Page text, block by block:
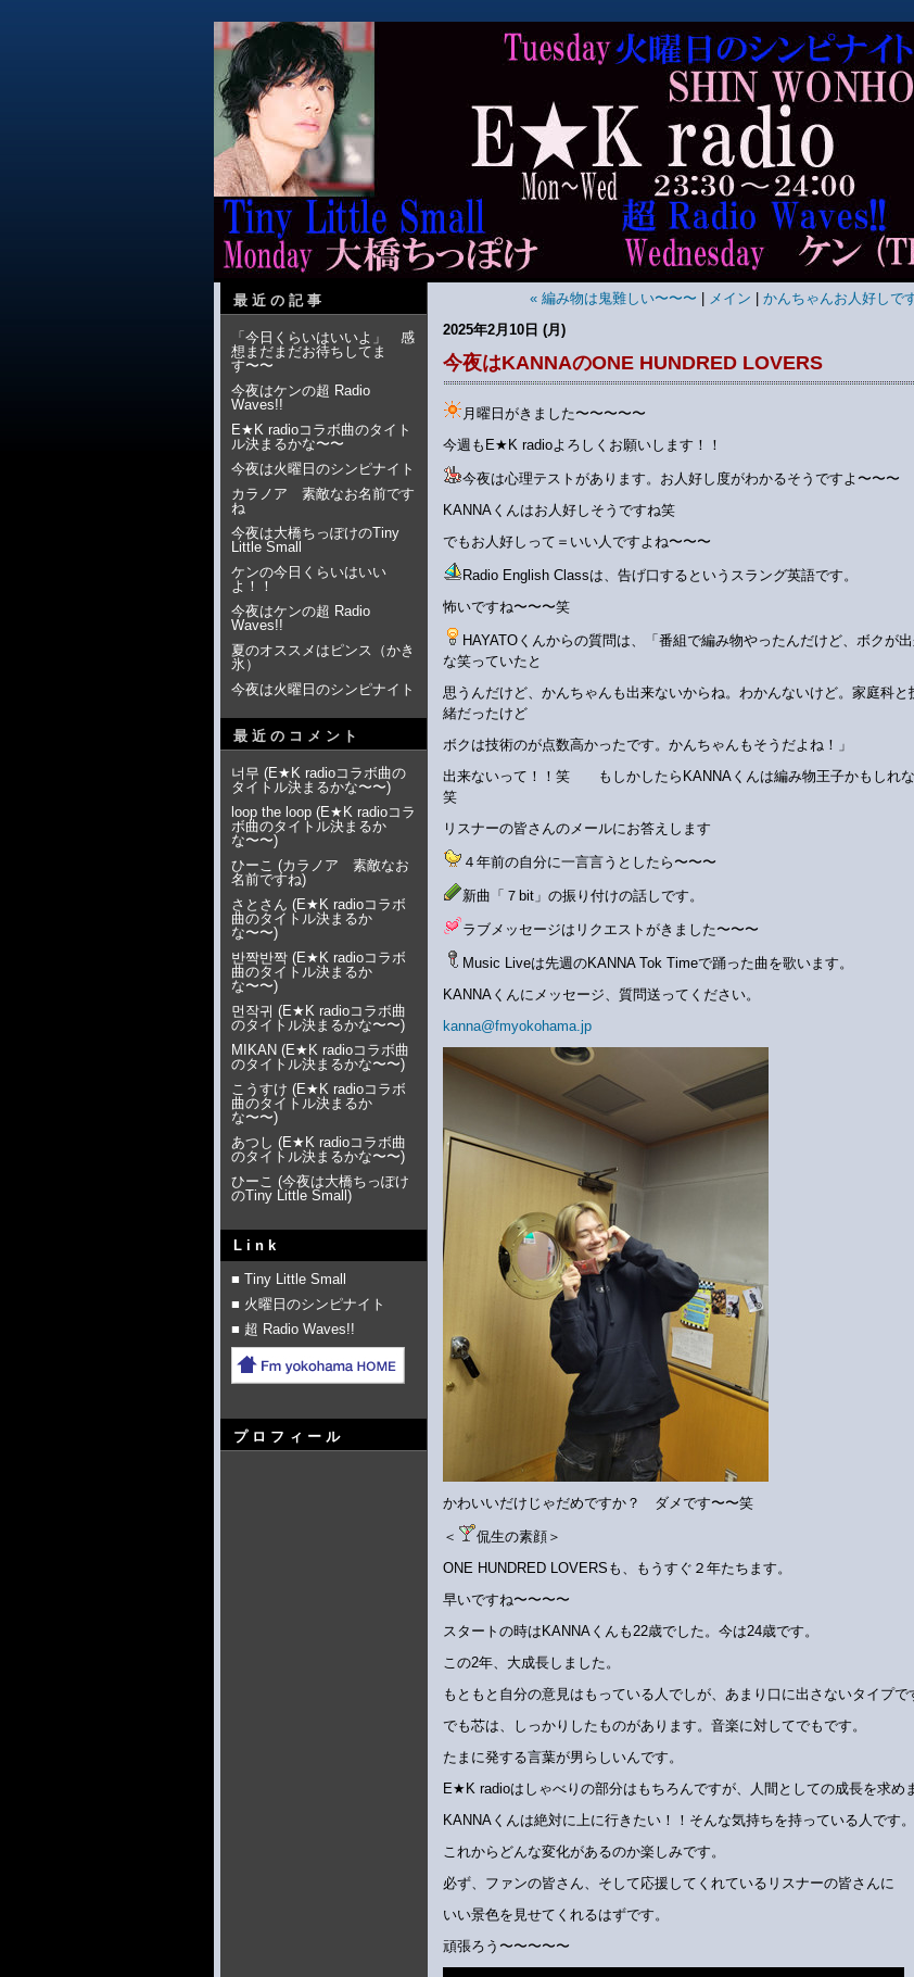
最近の記事
「今日くらいはいいよ」 感
想まだまだお待ちしてま
す〜〜
今夜はケンの超 Radio
Waves!!
E★K radioコラボ曲のタイト
ル決まるかな〜〜
今夜は火曜日のシンピナイト
カラノア 素敵なお名前です
ね
今夜は大橋ちっぽけのTiny
Little Small
ケンの今日くらいはいい
よ！！
今夜はケンの超 Radio
Waves!!
夏のオススメはピンス（かき
氷）
今夜は火曜日のシンピナイト
最近のコメント
너무 (E★K radioコラボ曲の
タイトル決まるかな〜〜)
loop the loop (E★K radioコラ
ボ曲のタイトル決まるか
な〜〜)
ひーこ (カラノア 素敵なお
名前ですね)
さとさん (E★K radioコラボ
曲のタイトル決まるか
な〜〜)
반짝반짝 (E★K radioコラボ
曲のタイトル決まるか
な〜〜)
먼작귀 (E★K radioコラボ曲
のタイトル決まるかな〜〜)
MIKAN (E★K radioコラボ曲
のタイトル決まるかな〜〜)
こうすけ (E★K radioコラボ
曲のタイトル決まるか
な〜〜)
あつし (E★K radioコラボ曲
のタイトル決まるかな〜〜)
ひーこ (今夜は大橋ちっぽけ
のTiny Little Small )
Link
■ Tiny Little Small
■ 火曜日のシンピナイト
■ 超 Radio Waves!!
プロフィール
« 編み物は鬼難しい〜〜〜 メイン
かんちゃんお人好しで
2025年2月10日 (月)
今夜はKANNAのONE HUNDRED LOVERS
月曜日がきました〜〜〜〜〜
今週もE★K radioよろしくお願いします！！
今夜は心理テストがあります。お人好し度がわかるそうですよ〜〜〜
KANNAくんはお人好しそうですね笑
でもお人好しって＝いい人ですよね〜〜〜
Radio English Classは、告げ口するというスラング英語です。
怖いですね〜〜〜笑
HAYATOくんからの質問は、「番組で編み物やったんだけど、ボクが
な笑っていたと
思うんだけど、かんちゃんも出来ないからね。わかんないけど。家庭科と
緒だったけど
ボクは技術のが点数高かったです。かんちゃんもそうだよね！」
出来ないって！！笑 もしかしたらKANNAくんは編み物王子かもしれ
笑
リスナーの皆さんのメールにお答えします
４年前の自分に一言言うとしたら〜〜〜
新曲「７bit」の振り付けの話しです。
ラブメッセージはリクエストがきました〜〜〜
Music Liveは先週のKANNA Tok Timeで踊った曲を歌います。
KANNAくんにメッセージ、質問送ってください。
kanna@fmyokohama.jp
かわいいだけじゃだめですか？ ダメです〜〜笑
＜
侃生の素顔＞
ONE HUNDRED LOVERSも、もうすぐ２年たちます。
早いですね〜〜〜〜
スタートの時はKANNAくんも22歳でした。今は24歳です。
この2年、大成長しました。
もともと自分の意見はもっている人でしが、あまり口に出さないタイプで
でも芯は、しっかりしたものがあります。音楽に対してでもです。
たまに発する言葉が男らしいんです。
E★K radioはしゃべりの部分はもちろんですが、人間としての成長を求め
KANNAくんは絶対に上に行きたい！！そんな気持ちを持っている人です。
これからどんな変化があるのか楽しみです。
必ず、ファンの皆さん、そして応援してくれているリスナーの皆さんに
いい景色を見せてくれるはずです。
頑張ろう〜〜〜〜〜